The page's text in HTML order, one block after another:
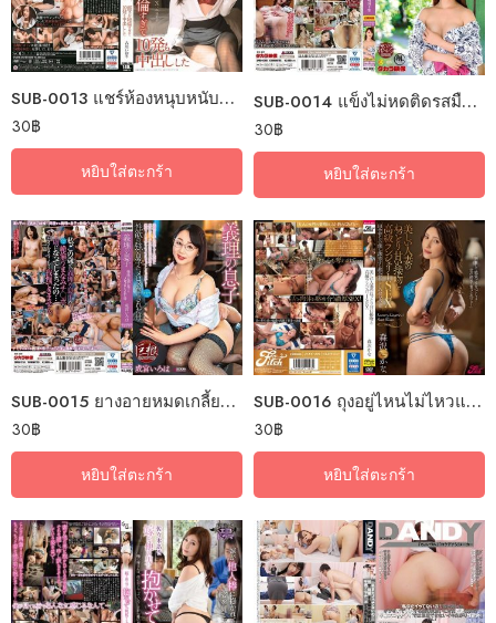
SUB-0013 แชร์ห้องหนุบหนับกินตับติดลม
30฿
หยิบใส่ตะกร้า
SUB-0014 แข็งไม่หดติดรสมือแม่
30฿
หยิบใส่ตะกร้า
SUB-0015 ยางอายหมดเกลี้ยงแม่เลี้ยงรอบจัด
30฿
หยิบใส่ตะกร้า
SUB-0016 ถุงอยู่ไหนไม่ไหวแล้วอา
30฿
หยิบใส่ตะกร้า